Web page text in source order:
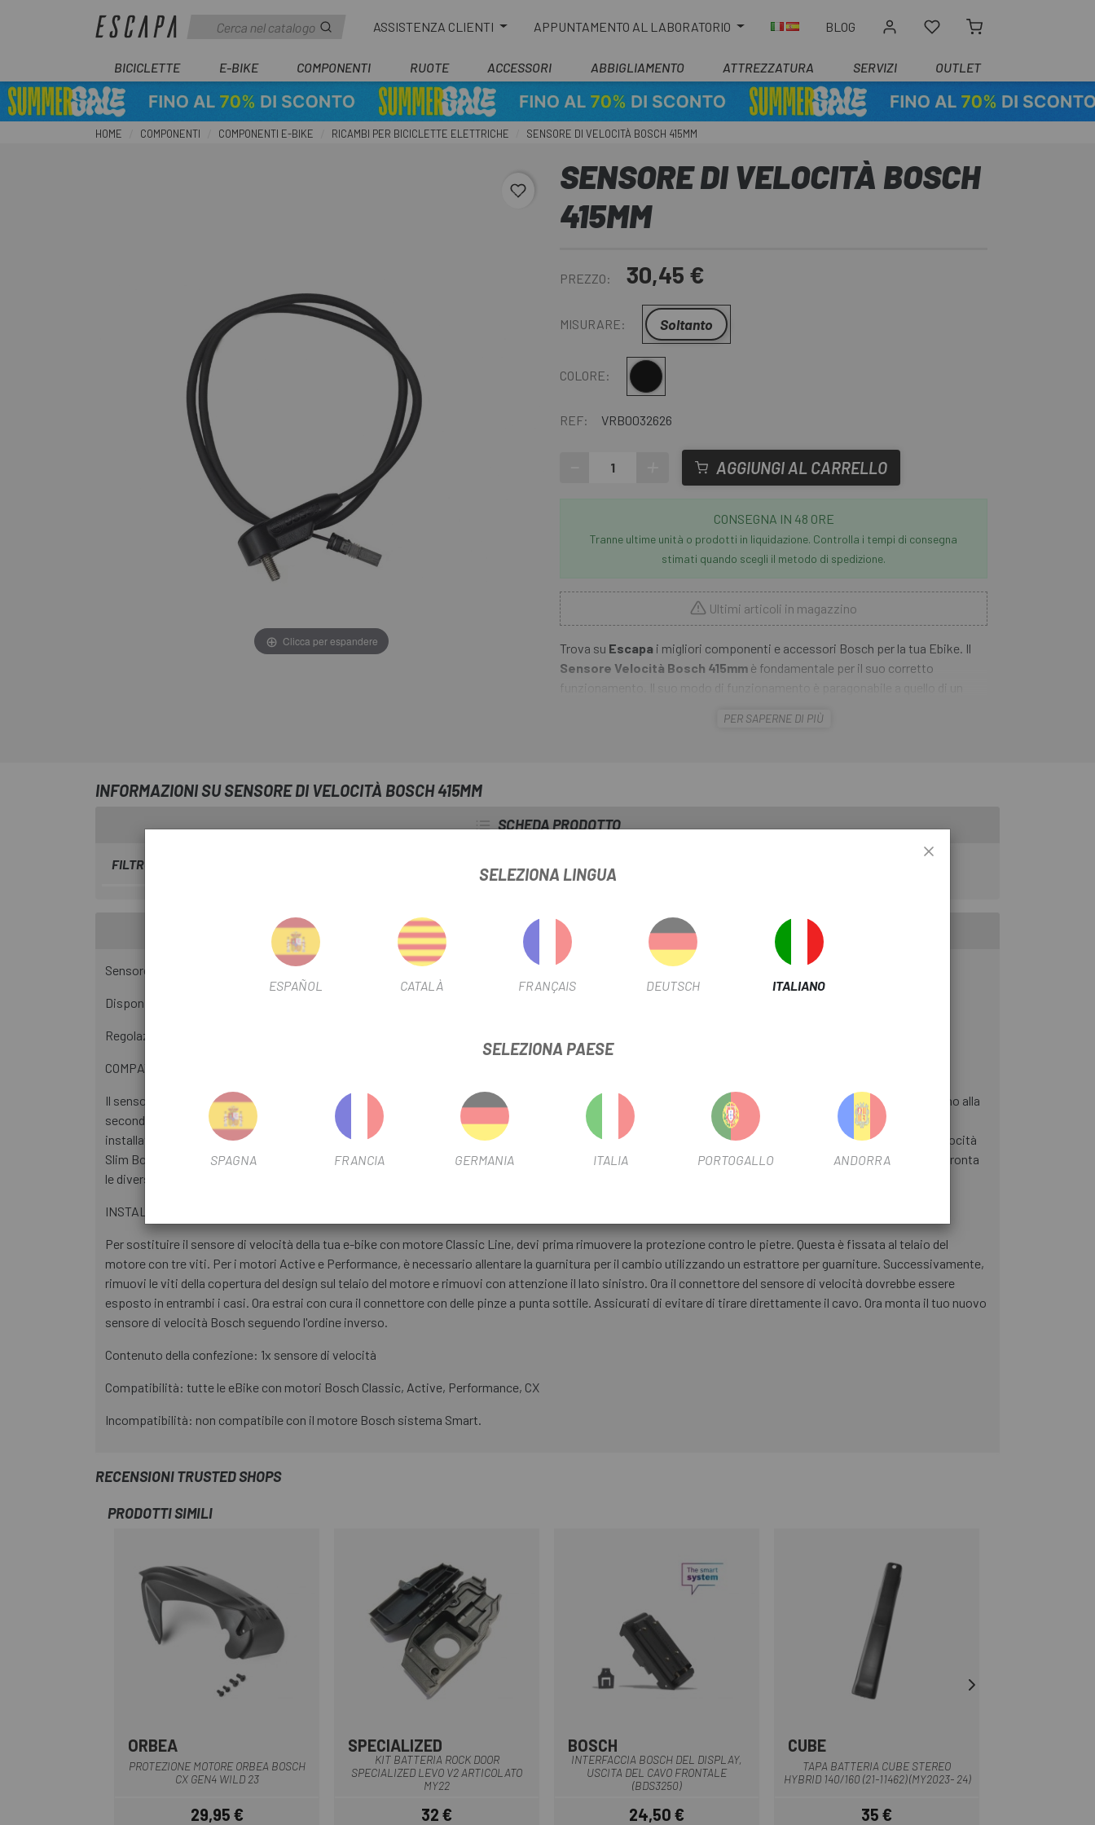
ASSISTENZA CLIENTI APPUNTAMENTO AL LABORATORIO BLOG
BICICLETTE E-BIKE COMPONENTI RUOTE ACCESSORI ABBIGLIAMENTO ATTREZZATURA SERVIZI OUTLET
HOME COMPONENTI COMPONENTI E-BIKE RICAMBI PER BICICLETTE ELETTRICHE SENSORE DI VELOCITÀ BOSCH 415MM
favorite_border
Clicca per espandere
SENSORE DI VELOCITÀ BOSCH
415MM
PREZZO: 30,45 €
MISURARE: Soltanto
COLORE: Multiplo
REF: VRB0032626
AGGIUNGI AL CARRELLO
CONSEGNA IN 48 ORE
Tranne ultime unità o prodotti in liquidazione. Controlla i tempi di consegna
stimati quando scegli il metodo di spedizione.
Ultimi articoli in magazzino
Trova su Escapa i migliori componenti e accessori Bosch per la tua Ebike. Il
Sensore Velocità Bosch 415mm è fondamentale per il suo corretto
funzionamento. Il suo modo di funzionamento è paragonabile a quello di un
sempre il supporto adeguato basandosi sui dati ottenuti. Pertanto, sostituisci
PER SAPERNE DI PIÙ
INFORMAZIONI SU SENSORE DI VELOCITÀ BOSCH 415MM
SCHEDA PRODOTTO
FILTRO STAGIONALE
INFORMAZIONI SUL PRODOTTO
Sensore di velocità per biciclette elettriche per tutti i motori Bosch a partire dal 2010, ad eccezione del sistema Smart.
Disponibile in diverse lunghezze, da 415 mm a 1610 mm.
Regolazione precisa al 100%.
COMPATIBILITÀ DEL SENSORE DI VELOCITÀ BOSCH
Il sensore di velocità è stato installato dalla prima generazione di motori per biciclette elettriche Bosch ed è presente in tutte le biciclette elettriche Bosch fino alla
seconda generazione. Anche nelle due generazioni successive, del 2018 e del 2020, è stato installato questo sensore di velocità. Inoltre, è stato sviluppato e
installato un nuovo sensore di velocità Slim Bosch, Speedsensor (BDU3xx, BDU4xx). Per il modello dell'anno 2022, è stato introdotto un nuovo sensore di velocità
Slim Bosch per il sistema Smart. Pertanto, al momento dell'acquisto, assicurati di prestare attenzione all'anno del modello della tua bicicletta elettrica e confronta
le diverse immagini del prodotto. Se non sei sicuro, il nostro servizio clienti sarà lieto di aiutarti.
INSTALLAZIONE DEL SENSORE DI VELOCITÀ BOSCH SULLA TUA E-BIKE
Per sostituire il sensore di velocità della tua e-bike con motore Classic Line, devi prima rimuovere la protezione contro le pietre. Questa è fissata al telaio del
motore con tre viti. Per i motori Active e Performance, è necessario allentare la guarnitura per il cambio utilizzando un estrattore per guarniture. Successivamente,
rimuovi le viti della copertura del design sul telaio del motore e rimuovi con attenzione il lato sinistro. Ora il connettore del sensore di velocità dovrebbe essere
esposto in entrambi i casi. Ora estrai con cura il connettore con delle pinze a punta sottile. Assicurati di evitare di tirare direttamente il cavo. Ora monta il tuo nuovo
sensore di velocità Bosch seguendo l'ordine inverso.
Contenuto della confezione: 1x sensore di velocità
Compatibilità: tutte le eBike con motori Bosch Classic, Active, Performance, CX
Incompatibilità: non compatibile con il motore Bosch sistema Smart.
RECENSIONI TRUSTED SHOPS
PRODOTTI SIMILI
ORBEA
PROTEZIONE MOTORE ORBEA BOSCH
CX GEN4 WILD 23
29,95 €
Nero
SPECIALIZED
KIT BATTERIA ROCK DOOR
SPECIALIZED LEVO V2 ARTICOLATO
MY22
32 €
BOSCH
INTERFACCIA BOSCH DEL DISPLAY,
USCITA DEL CAVO FRONTALE
(BDS3250)
24,50 €
CUBE
TAPA BATTERIA CUBE STEREO
HYBRID 140/160 (21-11462) (MY2023- 24)
35 €
SELEZIONA LINGUA
ESPAÑOL CATALÀ FRANÇAIS DEUTSCH ITALIANO
SELEZIONA PAESE
SPAGNA FRANCIA GERMANIA ITALIA PORTOGALLO ANDORRA